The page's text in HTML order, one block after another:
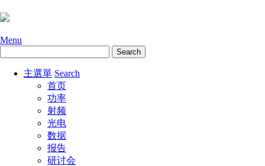
Menu
主選單 Search
首页
功率
射频
光电
数据
报告
研讨会